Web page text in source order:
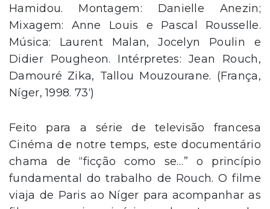
Hamidou. Montagem: Danielle Anezin;
Mixagem: Anne Louis e Pascal Rousselle.
Música: Laurent Malan, Jocelyn Poulin e
Didier Pougheon. Intérpretes: Jean Rouch,
Damouré Zika, Tallou Mouzourane. (França,
Níger, 1998. 73‘)
Feito para a série de televisão francesa
Cinéma de notre temps, este documentário
chama de “ficção como se…” o princípio
fundamental do trabalho de Rouch. O filme
viaja de Paris ao Níger para acompanhar as